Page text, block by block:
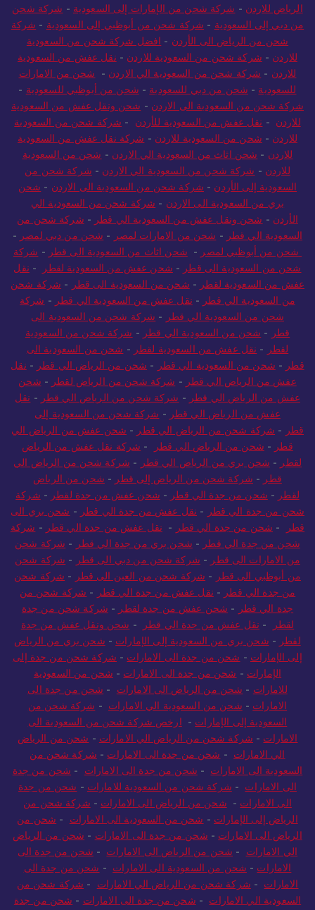
الرياض للاردن - شركة شحن من الإمارات إلى السعودية - شركة شحن
من دبي إلى السعودية - شركة شحن من أبوظبي إلى السعودية - شركة
شحن من الرياض الى الأردن - افضل شركة شحن من السعودية
للاردن - شركة شحن من السعودية للاردن - نقل عفش من السعودية
للاردن - شركة شحن من السعودية الي الاردن - شحن من الامارات
للسعودية - شحن من دبي للسعودية - شحن من أبوظبي للسعودية -
شركة شحن من السعودية الى الاردن - شحن ونقل عفش من السعودية
للاردن - نقل عفش من السعودية للأردن - شركة شحن من السعودية
للاردن - شحن من السعودية للاردن - شركة نقل عفش من السعودية
للاردن - شحن اثاث من السعودية الي الاردن - شحن من السعودية
للاردن - شركة شحن من السعودية الي الاردن - شركة شحن من
السعودية إلى الأردن - شركة شحن من السعودية الى الاردن - شحن
بري من السعودية الى الاردن - شركة شحن من السعودية الي
الأردن - شحن ونقل عفش من السعودية الي قطر - شركة شحن من
السعودية الي قطر - شحن من الامارات لمصر - شحن من دبي لمصر -
شحن من أبوظبي لمصر - شحن اثاث من السعودية الى قطر - شركة
شحن من السعودية الى قطر - شحن عفش من السعودية لقطر - نقل
عفش من السعودية لقطر - شحن من السعودية الى قطر - شركة شحن
من السعودية الي قطر - نقل عفش من السعودية الي قطر - شركة
شحن من السعودية الي قطر - شركة شحن من السعودية الى
قطر - شحن من السعودية الي قطر - شركة شحن من السعودية
لقطر - نقل عفش من السعودية لقطر - شحن من السعودية الى
قطر - شحن من السعودية الي قطر - شحن من الرياض الي قطر - نقل
عفش من الرياض الي قطر - شركة شحن من الرياض لقطر - شحن
عفش من الرياض الي قطر - شركة شحن من الرياض الي قطر - نقل
عفش من الرياض الي قطر - شركة شحن من السعودية إلى
قطر - شركة شحن من الرياض الي قطر - شحن عفش من الرياض الي
قطر - شحن من الرياض الي قطر - شركة نقل عفش من الرياض
لقطر - شحن بري من الرياض الي قطر - شركة شحن من الرياض الي
قطر - شركة شحن من الرياض إلى قطر - شحن من الرياض
لقطر - شحن من جدة الي قطر - شحن عفش من جدة لقطر - شركة
شحن من جدة الي قطر - نقل عفش من جدة الي قطر - شحن بري الى
قطر
- شحن من جدة الي قطر - نقل عفش من جدة الي قطر - شركة
شحن من جدة الي قطر - شحن بري من جدة الي قطر - شركة شحن
من الامارات الى قطر - شركة شحن من دبي الى قطر - شركة شحن
من أبوظبي الى قطر - شركة شحن من العين الى قطر - شركة شحن
من جدة الي قطر - نقل عفش من جدة الي قطر - شركة شحن من
جدة الي قطر - شحن عفش من جدة لقطر - شركة شحن من جدة
لقطر
- نقل عفش من جدة الي قطر - شحن ونقل عفش من جدة
لقطر - شحن بري من السعودية إلى الإمارات - شحن بري من الرياض
إلى الإمارات - شحن من جدة الى الامارات - شركة شحن من جدة إلى
الإمارات - شحن من جدة الى الامارات - شحن من السعودية
للامارات - شحن من الرياض الى الامارات - شحن من جدة الى
الامارات - شحن من السعودية الي الامارات - شركة شحن من
السعودية إلى الإمارات - ارخص شركة شحن من السعودية الى
الامارات - شركة شحن من الرياض الي الامارات - شحن من الرياض
الي الامارات - شحن من جدة الى الامارات - شركة شحن من
السعودية الى الامارات - شحن من جدة الى الامارات - شحن من جدة
الى الامارات - شركة شحن من السعودية للامارات - شحن من جدة
الى الامارات - شحن من الرياض الى الامارات - شركة شحن من
الرياض إلى الإمارات - شحن من السعودية الى الامارات - شحن من
الرياض الى الامارات - شحن من جدة الى الامارات - شحن من الرياض
الي الامارات - شحن من الرياض الى الامارات - شحن من جدة الى
الامارات - شحن من السعودية الى الامارات - شحن من جدة الى
الامارات - شركة شحن من الرياض الي الامارات - شركة شحن من
السعودية الي الامارات - شحن من جدة الى الامارات - شحن من جدة